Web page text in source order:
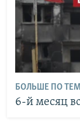
БОЛЬШЕ ПО
6-й месяц